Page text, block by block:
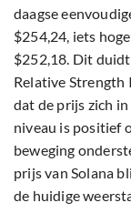
daagse
$254,24, iets
$252,18. Dit
Relative Strength
dat de prijs zich
niveau is positief
beweging
prijs van Solana
de huidige